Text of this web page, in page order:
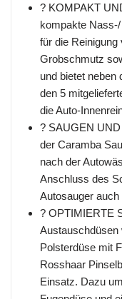
? KOMPAKT
kompakte
für die Reinigung
Grobschmutz
und bietet neben
den 5
die Auto-
? SAUGEN
der Caramba
nach der
Anschluss des
Autosauger
? OPTIMIERTE
Austauschdüsen
Polsterdüse mit
Rosshaar
Einsatz. Dazu